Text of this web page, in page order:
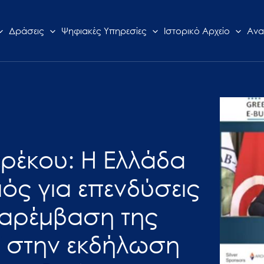
Δράσεις Ψηφιακές Υπηρεσίες Ιστορικό Αρχείο
Η Ελλάδα
για επενδύσεις
της
εκδήλωση